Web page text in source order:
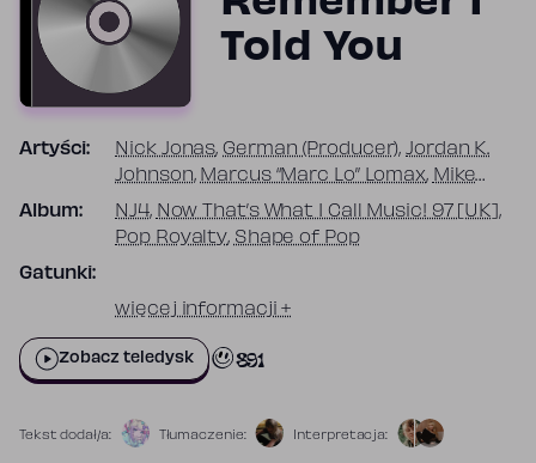
Told You
Artyści: Nick Jonas, German (Producer),Jordan K.
Johnson, Marcus “Marc Lo” Lomax, Mike
Posner,Stefan Johnson.,The Monsters &
Strangerz
Album: NJ4, Now That’s What I Call Music! 97 [UK] ,
Pop Royalty, Shape of Pop
Gatunki:
więcej informacji +
Zobacz teledysk 891
Tekst dodał/a: Tłumaczenie: Interpretacja: